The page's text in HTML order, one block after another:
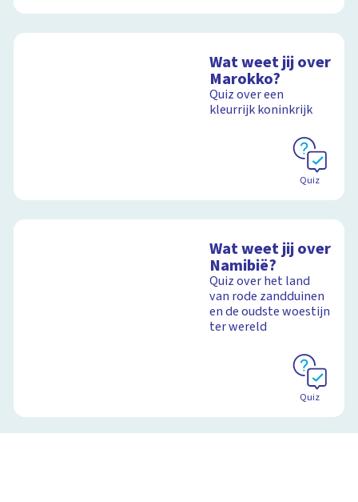
Wat weet jij over
Marokko?
Quiz over een
kleurrijk koninkrijk
Quiz
Wat weet jij over
Namibië?
Quiz over het land
van rode zandduinen
en de oudste woestijn
ter wereld
Quiz